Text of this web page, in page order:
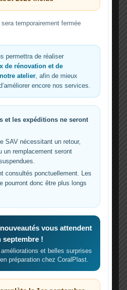
Tuya Smart
appuyez sur +, puis suivez
avec votre Wi‑Fi 2,4 GHz.
votre doigt : vous devez
sur le téléphone et
Tuya
de repère pour la
temporairement fermée
permettra de réaliser
de rénovation et de
atelier, afin de mieux
encore nos services.
et les expéditions ne seront
SAV nécessitant un retour,
un remplacement seront
consultés ponctuellement. Les
pourront donc être plus longs
vous attendent
septembre !
et belles surprises
préparation chez CoralPlast.